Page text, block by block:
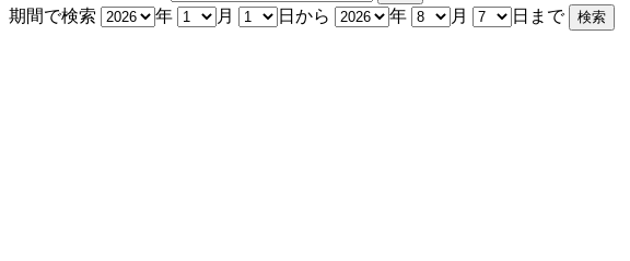
期間で検索
年 月 日から 年 月 日まで